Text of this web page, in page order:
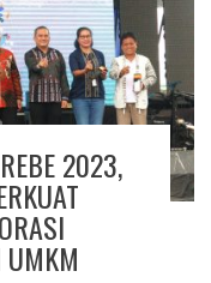
2023,
UMKM